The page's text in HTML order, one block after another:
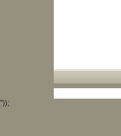
"));